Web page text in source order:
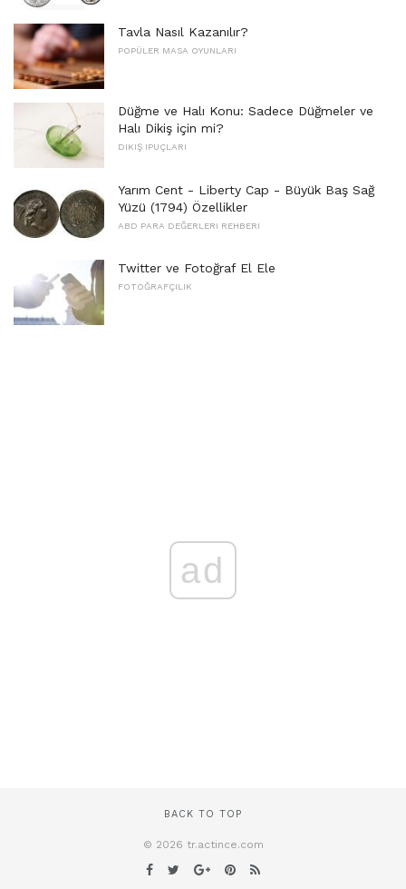
Tavla Nasıl Kazanılır?
POPÜLER MASA OYUNLARI
Düğme ve Halı Konu: Sadece Düğmeler ve
Halı Dikiş için mi?
DIKIŞ IPUÇLARI
Yarım Cent - Liberty Cap - Büyük Baş Sağ
Yüzü (1794) Özellikler
ABD PARA DEĞERLERI REHBERI
Twitter ve Fotoğraf El Ele
FOTOĞRAFÇILIK
ad
BACK TO TOP
© 2026 tr.actince.com